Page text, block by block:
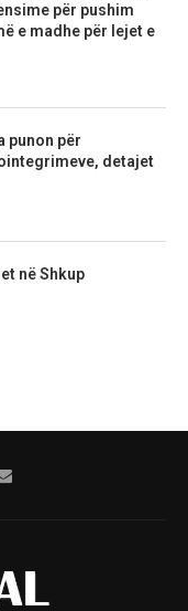
për pushim
e madhe për lejet e
punon për
detajet
në Shkup